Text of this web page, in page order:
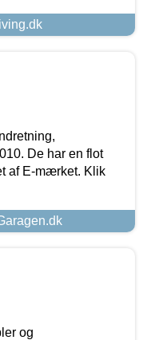
De har en flot
af E-mærket. Klik
og